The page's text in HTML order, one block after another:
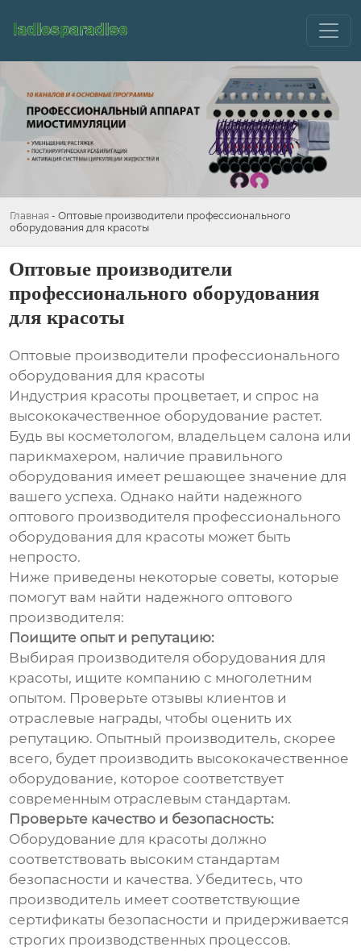
Главная - Оптовые производители профессионального
оборудования для красоты
Оптовые производители
профессионального оборудования
для красоты
Оптовые производители профессионального
оборудования для красоты
Индустрия красоты процветает, и спрос на
высококачественное оборудование растет.
Будь вы косметологом, владельцем салона или
парикмахером, наличие правильного
оборудования имеет решающее значение для
вашего успеха. Однако найти надежного
оптового производителя профессионального
оборудования для красоты может быть
непросто.
Ниже приведены некоторые советы, которые
помогут вам найти надежного оптового
производителя:
Поищите опыт и репутацию:
Выбирая производителя оборудования для
красоты, ищите компанию с многолетним
опытом. Проверьте отзывы клиентов и
отраслевые награды, чтобы оценить их
репутацию. Опытный производитель, скорее
всего, будет производить высококачественное
оборудование, которое соответствует
современным отраслевым стандартам.
Проверьте качество и безопасность:
Оборудование для красоты должно
соответствовать высоким стандартам
безопасности и качества. Убедитесь, что
производитель имеет соответствующие
сертификаты безопасности и придерживается
строгих производственных процессов.